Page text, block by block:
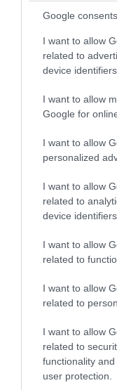
Google consents
I want to allow
related to
device
I want to allow
Google for
I want to allow
personalized
I want to allow
related to
device
I want to allow
related to
I want to allow
related to
I want to allow
related to
functionality
user protection.
ΠΟΛΙΤΙΚΗ
08.08.2026 | 09:02
του Αρκά για